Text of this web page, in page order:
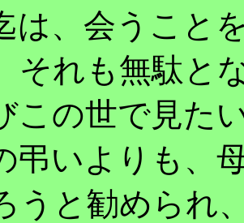
は、会うこと
それも無駄と
この世で見た
弔いよりも、
うと勧められ